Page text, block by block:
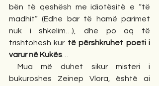
bën të qeshësh me idiotësitë e “të
madhit” (Edhe bar të hamë parimet
nuk i shkelim…), dhe po aq të
trishtohesh kur të përshkruhet poeti i
varur në Kukës
bukuroshes Zeinep Vlora, është ai